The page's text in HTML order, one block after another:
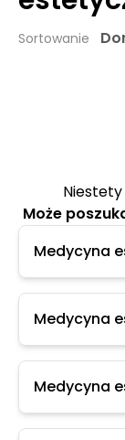
Sortowanie
Może
Medycyna
Medycyna
Medycyna